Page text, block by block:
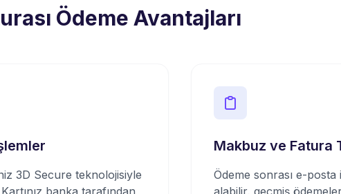
Ödeme Avantajları
3D Secure teknolojisiyle
banka tarafından
Makbuz ve Fatura
Ödeme sonrası e-
alabilir, geçmiş